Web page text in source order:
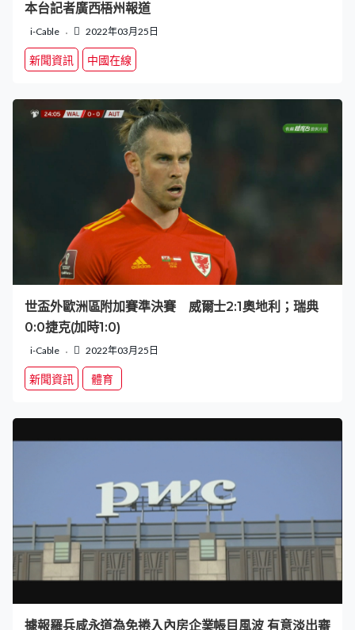
本台記者廣西梧州報道
i-Cable 2022年03月25日
新聞資訊 中國在線
世盃外歐洲區附加賽準決賽 威爾士2:1奧地利；瑞典
0:0捷克(加時1:0)
i-Cable 2022年03月25日
新聞資訊 體育
據報羅兵咸永道為免捲入內房企業帳目風波 有意淡出審